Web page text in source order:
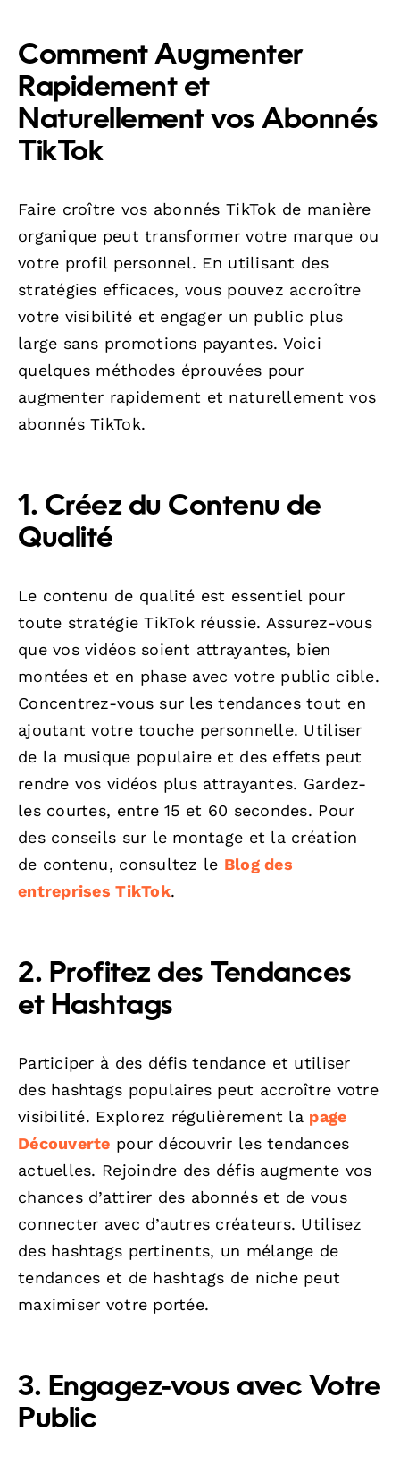
Comment Augmenter
Rapidement et
Naturellement vos Abonnés
TikTok
Faire croître vos abonnés TikTok de manière
organique peut transformer votre marque ou
votre profil personnel. En utilisant des
stratégies efficaces, vous pouvez accroître
votre visibilité et engager un public plus
large sans promotions payantes. Voici
quelques méthodes éprouvées pour
augmenter rapidement et naturellement vos
abonnés TikTok.
1. Créez du Contenu de
Qualité
Le contenu de qualité est essentiel pour
toute stratégie TikTok réussie. Assurez-vous
que vos vidéos soient attrayantes, bien
montées et en phase avec votre public cible.
Concentrez-vous sur les tendances tout en
ajoutant votre touche personnelle. Utiliser
de la musique populaire et des effets peut
rendre vos vidéos plus attrayantes. Gardez-
les courtes, entre 15 et 60 secondes. Pour
des conseils sur le montage et la création
de contenu, consultez le Blog des
entreprises TikTok.
2. Profitez des Tendances
et Hashtags
Participer à des défis tendance et utiliser
des hashtags populaires peut accroître votre
visibilité. Explorez régulièrement la page
Découverte pour découvrir les tendances
actuelles. Rejoindre des défis augmente vos
chances d’attirer des abonnés et de vous
connecter avec d’autres créateurs. Utilisez
des hashtags pertinents, un mélange de
tendances et de hashtags de niche peut
maximiser votre portée.
3. Engagez-vous avec Votre
Public